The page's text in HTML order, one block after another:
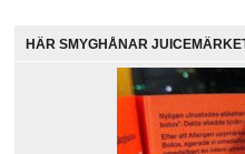
HÄR SMYGHÅNAR